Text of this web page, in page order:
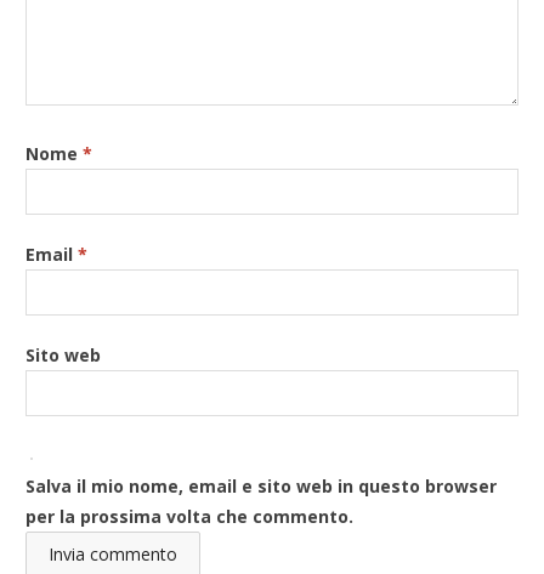
Nome*
Email*
Sito web
Salva il mio nome, email e sito web in questo browser
per la prossima volta che commento.